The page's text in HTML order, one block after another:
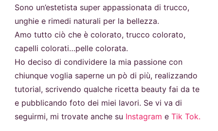
Sono un’estetista super appassionata di trucco,
unghie e rimedi naturali per la bellezza.
Amo tutto ciò che è colorato, trucco colorato,
capelli colorati…pelle colorata.
Ho deciso di condividere la mia passione con
chiunque voglia saperne un pò di più, realizzando
tutorial, scrivendo qualche ricetta beauty fai da te
e pubblicando foto dei miei lavori. Se vi va di
seguirmi, mi trovate anche su Instagram e Tik Tok.